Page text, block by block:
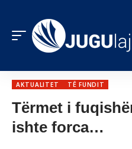
AKTUALITET TË FUNDIT
Tërmet i
ishte forca…